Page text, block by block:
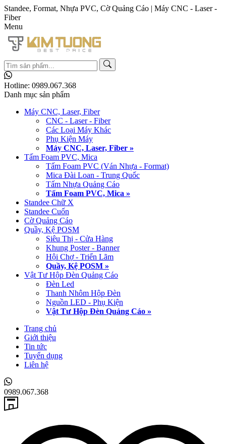
Standee, Format, Nhựa PVC, Cờ Quảng Cáo | Máy CNC - Laser -
Fiber
Menu
Hotline: 0989.067.368
Danh mục sản phẩm
Máy CNC, Laser, Fiber
CNC - Laser - Fiber
Các Loại Máy Khác
Phụ Kiện Máy
Máy CNC, Laser, Fiber »
Tấm Foam PVC, Mica
Tấm Foam PVC (Ván Nhựa - Format)
Mica Đài Loan - Trung Quốc
Tấm Nhựa Quảng Cáo
Tấm Foam PVC, Mica »
Standee Chữ X
Standee Cuốn
Cờ Quảng Cáo
Quầy, Kệ POSM
Siêu Thị - Cửa Hàng
Khung Poster - Banner
Hội Chợ - Triển Lãm
Quầy, Kệ POSM »
Vật Tư Hộp Đèn Quảng Cáo
Đèn Led
Thanh Nhôm Hộp Đèn
Nguồn LED - Phụ Kiện
Vật Tư Hộp Đèn Quảng Cáo »
Trang chủ
Giới thiệu
Tin tức
Tuyển dụng
Liên hệ
0989.067.368